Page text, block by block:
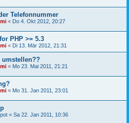
Telefonnummer
« Do 4. Okt 2012, 20:27
PHP >= 5.3
« Di 13. Mär 2012, 21:31
umstellen??
« Mo 23. Mai 2011, 21:21
« Mo 31. Jan 2011, 23:01
« Sa 22. Jan 2011, 10:36